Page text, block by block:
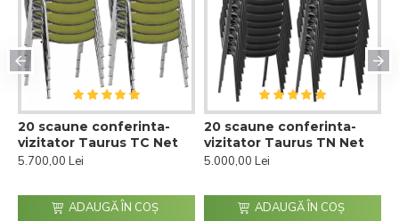
20 scaune conferinta-
vizitator Taurus TC Net
5.700,00 Lei
ADAUGĂ ÎN COŞ
20 scaune conferinta-
vizitator Taurus TN Net
5.000,00 Lei
ADAUGĂ ÎN COŞ